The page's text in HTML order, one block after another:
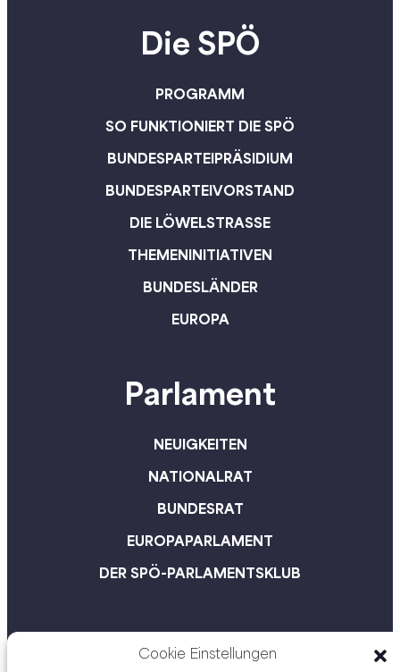
Cookie Einstellungen
Die SPÖ
PROGRAMM
SO FUNKTIONIERT DIE SPÖ
BUNDESPARTEIPRÄSIDIUM
BUNDESPARTEIVORSTAND
DIE LÖWELSTRASSE
THEMENINITIATIVEN
BUNDESLÄNDER
EUROPA
Parlament
NEUIGKEITEN
NATIONALRAT
BUNDESRAT
EUROPAPARLAMENT
DER SPÖ-PARLAMENTSKLUB